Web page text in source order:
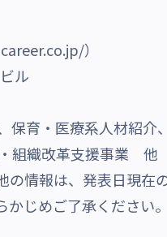
）
ル
育・医療系人材紹介
組織改革支援事業 他
情報は、発表日現
じめご了承ください。